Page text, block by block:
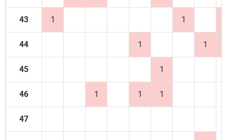
43 1 1
44 1 1
45 1
46 1 1 1
47